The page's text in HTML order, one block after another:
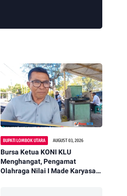
BUPATI LOMBOK UTARA AUGUST 03, 2026
Bursa Ketua KONI KLU
Menghangat, Pengamat
Olahraga Nilai I Made Karyasa